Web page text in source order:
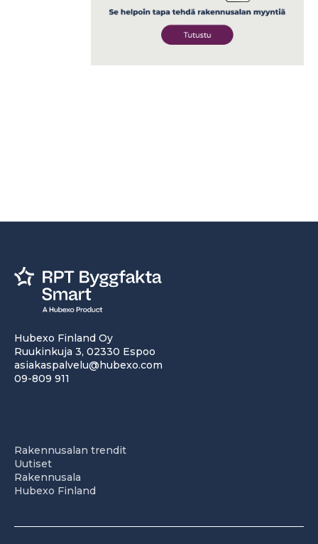
Hubexo Finland Oy
Ruukinkuja 3, 02330 Espoo
asiakaspalvelu@hubexo.com
09-809 911
Rakennusalan trendit
Uutiset
Rakennusala
Hubexo Finland